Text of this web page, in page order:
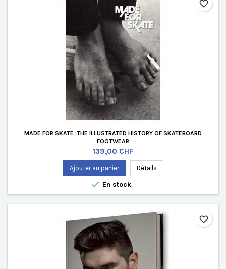
MADE FOR SKATE :THE ILLUSTRATED HISTORY OF SKATEBOARD
FOOTWEAR
Prix
139,00 CHF
Ajouter au panier Détails
 En stock
favorite_border
favorite_border